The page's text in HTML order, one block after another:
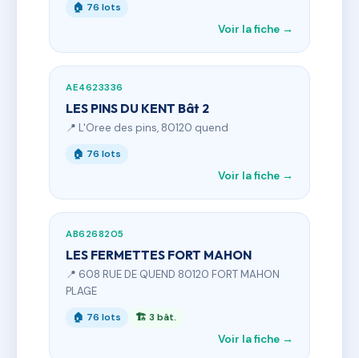
🏠 76 lots
Voir la fiche →
AE4623336
LES PINS DU KENT Bât 2
📍 L'Oree des pins, 80120 quend
🏠 76 lots
Voir la fiche →
AB6268205
LES FERMETTES FORT MAHON
📍 608 RUE DE QUEND 80120 FORT MAHON
PLAGE
🏠 76 lots 🏗 3 bât.
Voir la fiche →